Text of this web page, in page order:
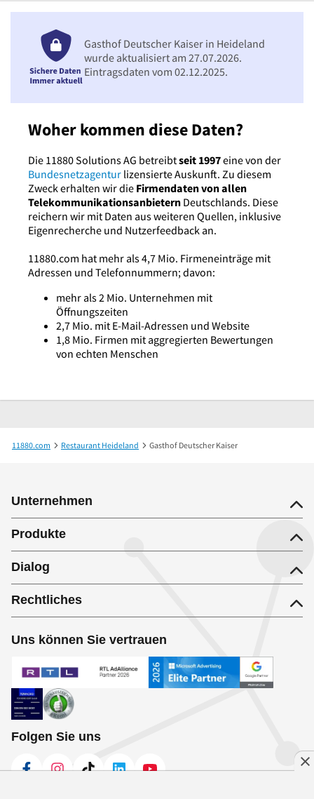
Woher kommen diese Daten?
Die 11880 Solutions AG betreibtseit 1997eine von der
Bundesnetzagentur lizensierte Auskunft. Zu diesem
Zweck erhalten wir die Firmendaten von allen
Telekommunikationsanbietern Deutschlands. Diese
reichern wir mit Daten aus weiteren Quellen, inklusive
Eigenrecherche und Nutzerfeedback an.
11880.com hat mehr als 4,7 Mio. Firmeneinträge mit
Adressen und Telefonnummern; davon:
mehr als 2 Mio. Unternehmen mit
Öffnungszeiten
2,7 Mio. mit E-Mail-Adressen und Website
1,8 Mio. Firmen mit aggregierten Bewertungen
von echten Menschen
Gasthof Deutscher Kaiser in Heideland
wurde aktualisiert am 27.07.2026.
Eintragsdaten vom 02.12.2025.
11880.com Restaurant Heideland Gasthof Deutscher Kaiser
Unternehmen
Produkte
Dialog
Rechtliches
Uns können Sie vertrauen
Folgen Sie uns